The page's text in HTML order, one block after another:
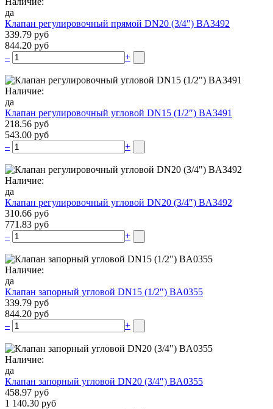
да
Клапан регулировочный прямой DN20 (3/4″) BA3492
339.79 руб
844.20 руб
–
+
Наличие:
да
Клапан регулировочный угловой DN15 (1/2″) BA3491
218.56 руб
543.00 руб
–
+
Наличие:
да
Клапан регулировочный угловой DN20 (3/4″) BA3492
310.66 руб
771.83 руб
–
+
Наличие:
да
Клапан запорный угловой DN15 (1/2″) BA0355
339.79 руб
844.20 руб
–
+
Наличие:
да
Клапан запорный угловой DN20 (3/4″) BA0355
458.97 руб
1 140.30 руб